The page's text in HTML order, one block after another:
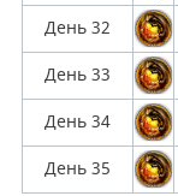
День 32
День 33
День 34
День 35